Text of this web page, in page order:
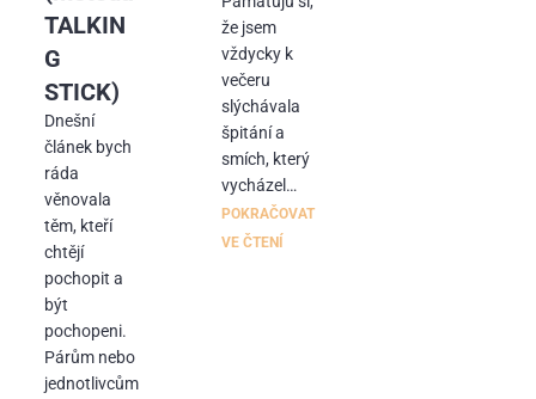
že jsem
vždycky k
večeru
slýchávala
špitání a
smích, který
vycházel…
POKRAČOVAT
VE ČTENÍ
TALKIN
G
STICK)
Dnešní
článek bych
ráda
věnovala
těm, kteří
chtějí
pochopit a
být
pochopeni.
Párům nebo
jednotlivcům